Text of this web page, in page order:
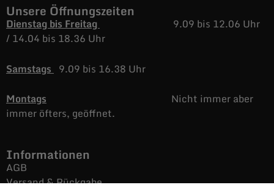
Unsere Öffnungszeiten
Dienstag bis Freitag
9.09 bis 12.06 Uhr
/14.04 bis 18.36 Uhr
Samstags 9.09 bis 16.38 Uhr
Montags
Nicht immer aber
immer öfters, geöffnet.
Informationen
AGB
Versand & Rückgabe